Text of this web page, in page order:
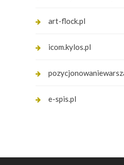
art-flock.pl
icom.kylos.pl
e-spis.pl